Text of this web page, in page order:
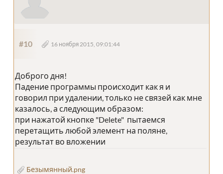
#10 16 ноября 2015, 09:01:44
Доброго дня!
Падение программы происходит как я и
говорил при удалении, только не связей как мне
казалось, а следующим образом:
при нажатой кнопке "Delete" пытаемся
перетащить любой элемент на поляне,
результат во вложении
Безымянный.png